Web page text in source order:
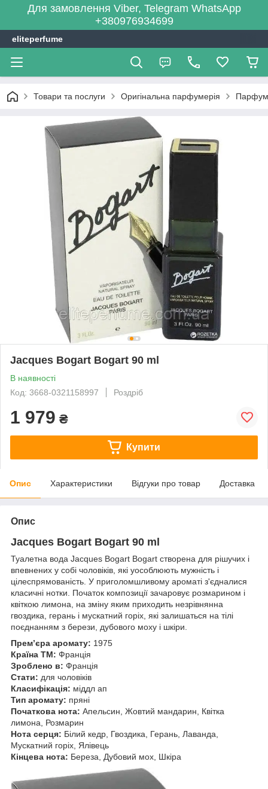
Для замовлення Viber, Telegram WhatsApp
+380976934699
eliteperfume
Товари та послуги Оригінальна парфумерія
Jacques Bogart Bogart 90 ml
В наявності
Код: 3668-0321158997
Роздріб
1 979 ₴
Купити
Опис Характеристики Відгуки про товар Доставка
Опис
Jacques Bogart Bogart 90 ml
Туалетна вода Jacques Bogart Bogart створена для рішучих і
впевнених у собі чоловіків, які уособлюють мужність і
цілеспрямованість. У приголомшливому ароматі з'єдналися
класичні нотки. Початок композиції зачаровує розмарином і
квіткою лимона, на зміну яким приходить незрівнянна
гвоздика, герань і мускатний горіх, які залишаться на тілі
поєднанням з берези, дубового моху і шкіри.
Прем’єра аромату: 1975
Країна ТМ: Франція
Зроблено в: Франція
Стати: для чоловіків
Класифікація: міддл ап
Тип аромату: пряні
Початкова нота: Апельсин, Жовтий мандарин, Квітка
лимона, Розмарин
Нота серця: Білий кедр, Гвоздика, Герань, Лаванда,
Мускатний горіх, Ялівець
Кінцева нота: Береза, Дубовий мох, Шкіра